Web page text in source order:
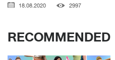
18.08.2020 2997
RECOMMENDED